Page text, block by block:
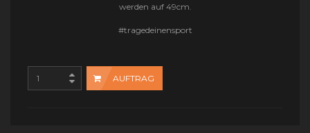
werden auf 49cm.
#tragedeinensport
AUFTRAG